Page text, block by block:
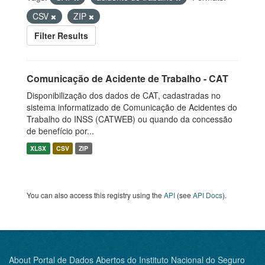
CSV
ZIP
Filter Results
Comunicação de Acidente de Trabalho - CAT
Disponibilização dos dados de CAT, cadastradas no
sistema informatizado de Comunicação de Acidentes do
Trabalho do INSS (CATWEB) ou quando da concessão
de benefício por...
XLSX CSV ZIP
You can also access this registry using the API (see API Docs).
About Portal de Dados Abertos do Instituto Nacional do Seguro